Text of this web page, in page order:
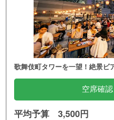
歌舞伎町タワーを一望！絶景ビ
空席確
平均予算 3,500円